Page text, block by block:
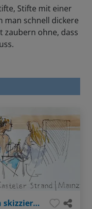
Stifte mit einer
man schnell dickere
zaubern ohne, dass
Portraits unterwegs einfach skizzieren und aquarellieren